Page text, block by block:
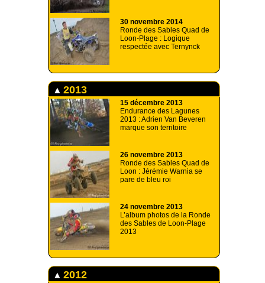
30 novembre 2014
Ronde des Sables Quad de
Loon-Plage : Logique
respectée avec Ternynck
2013
15 décembre 2013
Endurance des Lagunes
2013 : Adrien Van Beveren
marque son territoire
26 novembre 2013
Ronde des Sables Quad de
Loon : Jérémie Warnia se
pare de bleu roi
24 novembre 2013
L’album photos de la Ronde
des Sables de Loon-Plage
2013
2012